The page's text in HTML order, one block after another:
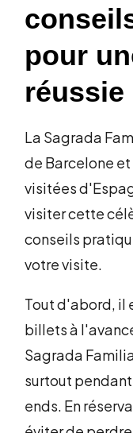
pour
réussie
La Sagrada
de Barcelone
visitées
visiter cette
conseils
votre visite.
Tout d'abord, il
billets à
Sagrada
surtout
ends. En